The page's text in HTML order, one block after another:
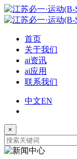
首页
关于我们
ai资讯
ai应用
联系我们
中文EN
×